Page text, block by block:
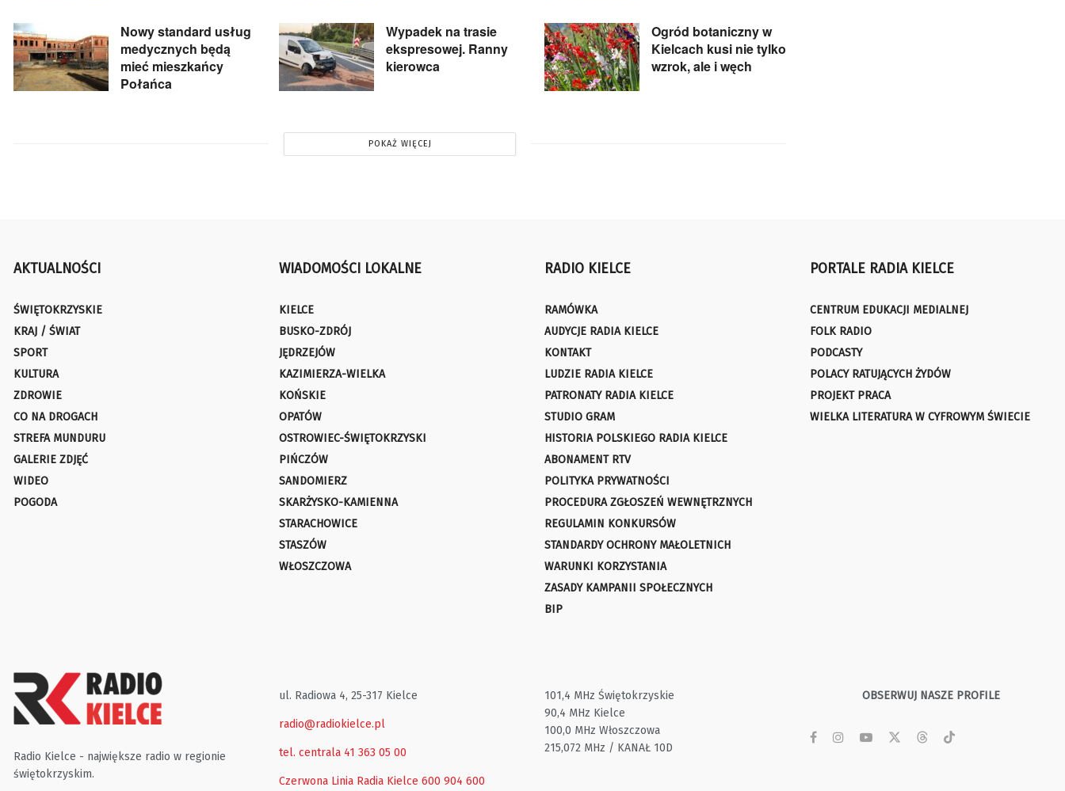
Nowy standard usług
medycznych będą
mieć mieszkańcy
Połańca
Wypadek na trasie
ekspresowej. Ranny
kierowca
Ogród botaniczny w
Kielcach kusi nie tylko
wzrok, ale i węch
POKAŻ WIĘCEJ
AKTUALNOŚCI
ŚWIĘTOKRZYSKIE
KRAJ / ŚWIAT
SPORT
KULTURA
ZDROWIE
CO NA DROGACH
STREFA MUNDURU
GALERIE ZDJĘĆ
WIDEO
POGODA
WIADOMOŚCI LOKALNE
KIELCE
BUSKO-ZDRÓJ
JĘDRZEJÓW
KAZIMIERZA-WIELKA
KOŃSKIE
OPATÓW
OSTROWIEC-ŚWIĘTOKRZYSKI
PIŃCZÓW
SANDOMIERZ
SKARŻYSKO-KAMIENNA
STARACHOWICE
STASZÓW
WŁOSZCZOWA
RADIO KIELCE
RAMÓWKA
AUDYCJE RADIA KIELCE
KONTAKT
LUDZIE RADIA KIELCE
PATRONATY RADIA KIELCE
STUDIO GRAM
HISTORIA POLSKIEGO RADIA KIELCE
ABONAMENT RTV
POLITYKA PRYWATNOŚCI
PROCEDURA ZGŁOSZEŃ WEWNĘTRZNYCH
REGULAMIN KONKURSÓW
STANDARDY OCHRONY MAŁOLETNICH
WARUNKI KORZYSTANIA
ZASADY KAMPANII SPOŁECZNYCH
BIP
PORTALE RADIA KIELCE
CENTRUM EDUKACJI MEDIALNEJ
FOLK RADIO
PODCASTY
POLACY RATUJĄCYCH ŻYDÓW
PROJEKT PRACA
WIELKA LITERATURA W CYFROWYM ŚWIECIE
Radio Kielce - największe radio w regionie
świętokrzyskim.
ul. Radiowa 4, 25-317 Kielce
radio@radiokielce.pl
tel. centrala 41 363 05 00
Czerwona Linia Radia Kielce 600 904 600
101,4 MHz Świętokrzyskie
90,4 MHz Kielce
100,0 MHz Włoszczowa
215,072 MHz / KANAŁ 10D
OBSERWUJ NASZE PROFILE